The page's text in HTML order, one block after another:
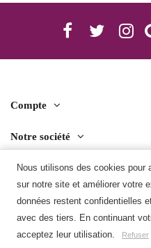
Nous utilisons des cookies pour
sur notre site et améliorer votre
données restent confidentielles
avec des tiers. En continuant
acceptez leur utilisation.
Refuser
Compte
Notre société
Contact us
Télécharger l'application